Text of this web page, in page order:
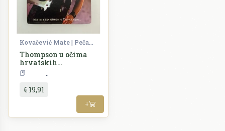
Kovačević Mate | Pečarić Josip
Thompson u očima
hrvatskih
intelektualaca
€ 19,91
+